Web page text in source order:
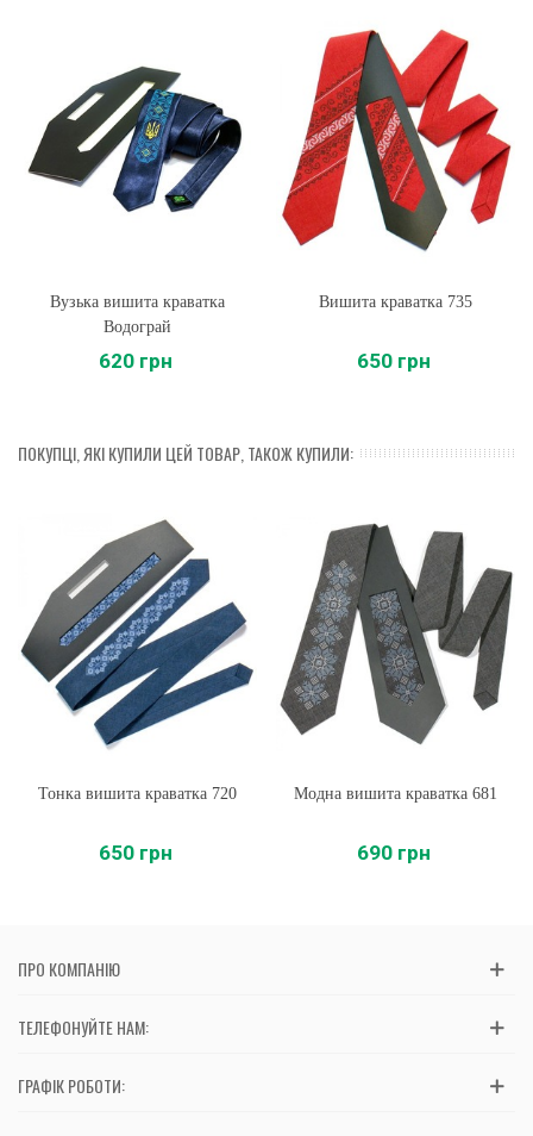
Вузька вишита краватка
Водограй
620 грн
Вишита краватка 735
650 грн
ПОКУПЦІ, ЯКІ КУПИЛИ ЦЕЙ ТОВАР, ТАКОЖ КУПИЛИ:
Тонка вишита краватка 720
650 грн
Модна вишита краватка 681
690 грн
ПРО КОМПАНІЮ
ТЕЛЕФОНУЙТЕ НАМ:
ГРАФІК РОБОТИ: